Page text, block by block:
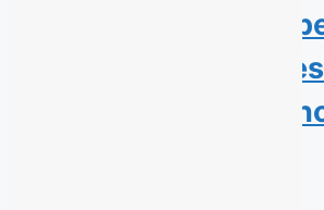
transforment le
récompensées par
Personnalités de